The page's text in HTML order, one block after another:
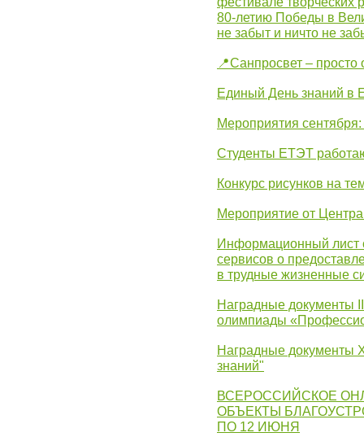
80-летию Победы в
не забыт и ничто не
📍Санпросвет –
Единый День знаний в
Мероприятия
Студенты ЕТЭТ
Конкурс рисунков на
Мероприятие от
Информационный лист
сервисов о
в трудные жизненные
Наградные документы
олимпиады
Наградные документы
знаний"
ВСЕРОССИЙСКОЕ
ОБЪЕКТЫ
ПО 12 ИЮНЯ